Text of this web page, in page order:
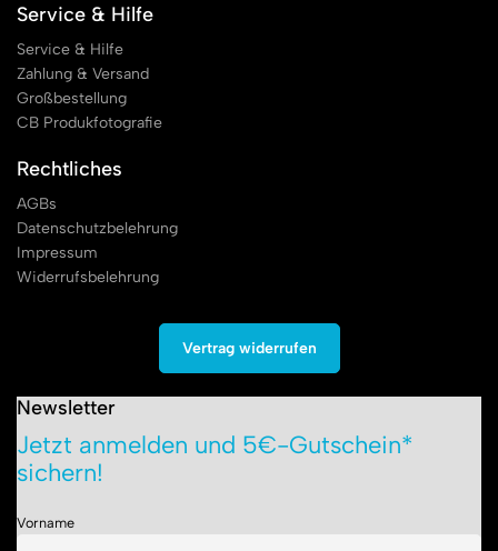
Service & Hilfe
Service & Hilfe
Zahlung & Versand
Großbestellung
CB Produkfotografie
Rechtliches
AGBs
Datenschutzbelehrung
Impressum
Widerrufsbelehrung
Vertrag widerrufen
Newsletter
Jetzt anmelden und 5€-Gutschein*
sichern!
Vorname